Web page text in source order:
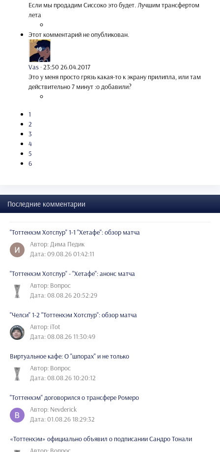
Если мы продадим Сиссоко это будет. Лучшим трансфертом
лета
Этот комментарий не опубликован.
Vas ·23:50 26.04.2017
Это у меня просто грязь какая-то к экрану прилипла, или там
действительно 7 минут :o добавили?
1
2
3
4
5
6
Последние комментарии
"Тоттенхэм Хотспур" 1-1 "Хетафе": обзор матча
Автор: Дима Педик
Дата: 09.08.26 01:42:11
"Тоттенхэм Хотспур" - "Хетафе": анонс матча
Автор: Вопрос
Дата: 08.08.26 20:52:29
"Челси" 1-2 "Тоттенхэм Хотспур": обзор матча
Автор: iTot
Дата: 08.08.26 11:30:49
Виртуальное кафе: О "шпорах" и не только
Автор: Вопрос
Дата: 08.08.26 10:20:12
"Тоттенхэм" договорился о трансфере Ромеро
Автор: Nevderick
Дата: 01.08.26 18:29:32
«Тоттенхэм» официально объявил о подписании Сандро Тонали